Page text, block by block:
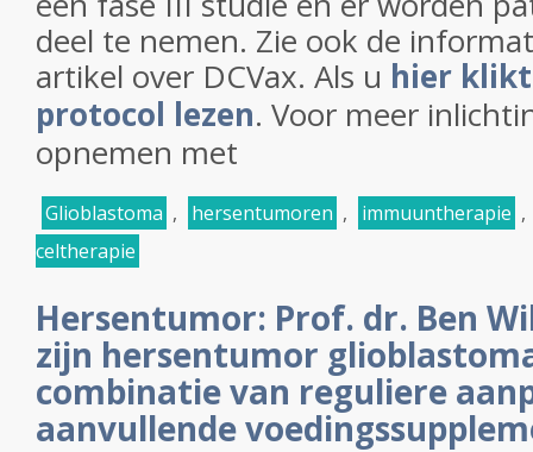
deel te nemen. Zie ook de
artikel over DCVax. Als u hier
protocol lezen. Voor meer
opnemen met
Glioblastoma , hersentumoren , immuuntherapie ,
celtherapie
Hersentumor: Prof. dr. Ben
zijn hersentumor
combinatie van reguliere
aanvullende